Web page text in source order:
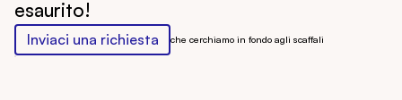
esaurito!
Inviaci una richiesta che cerchiamo in fondo agli scaffali